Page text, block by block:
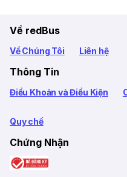
Về redBus
Về Chúng Tôi Liên hệ
Thông Tin
Điều Khoản và Điều Kiện
Quy chế
Chứng Nhận